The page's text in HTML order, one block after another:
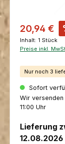
Verkaufspreis:
20,94 €
Inhalt: 1 Stück
Preise inkl.
Nur noch 3
Sofort
Wir
11:00 Uhr
Lieferung